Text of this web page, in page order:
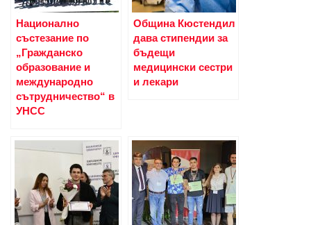
Национално
състезание по
„Гражданско
образование и
международно
сътрудничество“ в
УНСС
Община Кюстендил
дава стипендии за
бъдещи
медицински сестри
и лекари